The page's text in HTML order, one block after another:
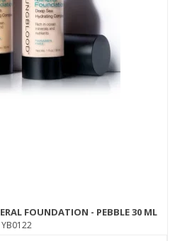
FOUNDATION - PEBBLE 30 ML
YB0122